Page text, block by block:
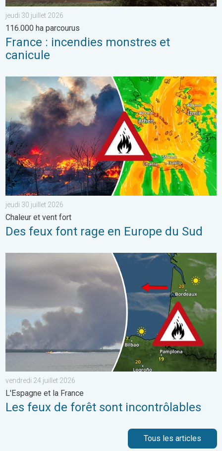
jeudi 30 juillet 2026
116.000 ha parcourus
France : incendies monstres et
canicule
Des feux font rage en Europe du Sud. Chaleur et vent fort. . .
jeudi 30 juillet 2026
Chaleur et vent fort
Des feux font rage en Europe du Sud
Les feux de forêt sont incontrôlables. L'Espagne et la France.
vendredi 24 juillet 2026
L'Espagne et la France
Les feux de forêt sont incontrôlables
Tous les articles